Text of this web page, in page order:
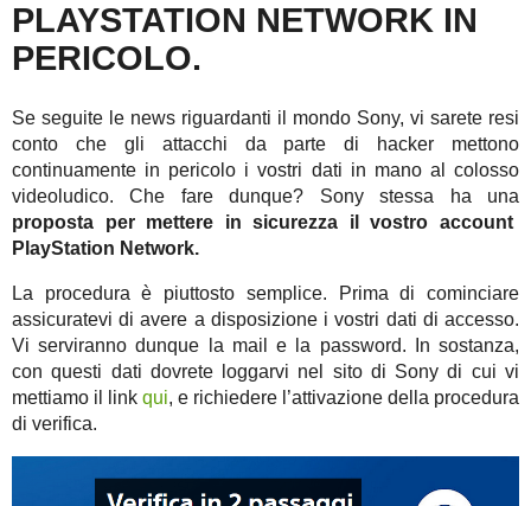
PLAYSTATION NETWORK IN
PERICOLO.
Se seguite le news riguardanti il mondo Sony, vi sarete resi
conto che gli attacchi da parte di hacker mettono
continuamente in pericolo i vostri dati in mano al colosso
videoludico. Che fare dunque? Sony stessa ha una
proposta per mettere in sicurezza il vostro account
PlayStation Network.
La procedura è piuttosto semplice. Prima di cominciare
assicuratevi di avere a disposizione i vostri dati di accesso.
Vi serviranno dunque la mail e la password. In sostanza,
con questi dati dovrete loggarvi nel sito di Sony di cui vi
mettiamo il link qui, e richiedere l’attivazione della procedura
di verifica.